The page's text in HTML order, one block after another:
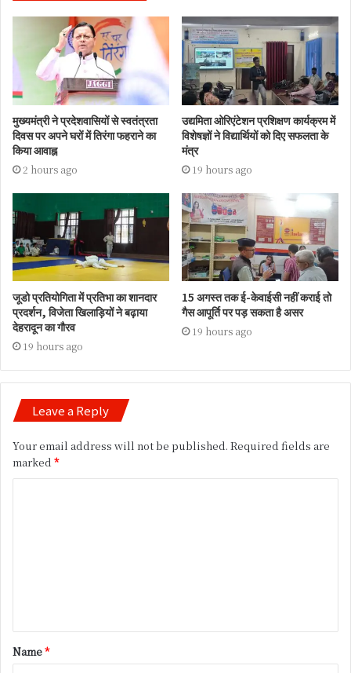
मुख्यमंत्री ने प्रदेशवासियों से स्वतंत्रता
दिवस पर अपने घरों में तिरंगा फहराने का
किया आवाह्न
2 hours ago
उद्यमिता ओरिएंटेशन प्रशिक्षण कार्यक्रम में
विशेषज्ञों ने विद्यार्थियों को दिए सफलता के
मंत्र
19 hours ago
जूडो प्रतियोगिता में प्रतिभा का शानदार
प्रदर्शन, विजेता खिलाड़ियों ने बढ़ाया
देहरादून का गौरव
19 hours ago
15 अगस्त तक ई-केवाईसी नहीं कराई तो
गैस आपूर्ति पर पड़ सकता है असर
19 hours ago
Leave a Reply
Your email address will not be published. Required fields are
marked *
t
*
Name*